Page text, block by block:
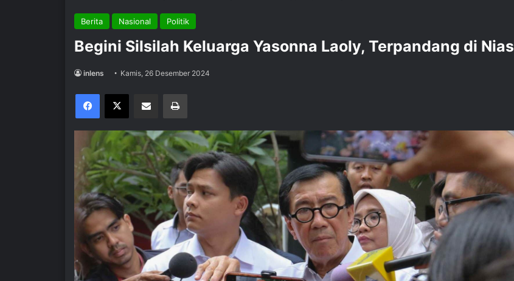
Berita Nasional Politik
Begini Silsilah Keluarga Yasonna Laoly, Terpandang di Nias
inlens Kamis, 26 Desember 2024
Facebook
X Share via Email Print